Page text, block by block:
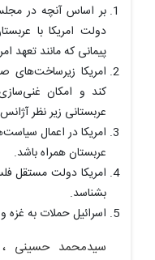
بر اساس آنچه در
دولت امریکا با
پیمانی که مانند تعهد
امریکا زیرساخت‌های
کند و امکان
عربستانی زیر نظر
امریکا در اعمال
عربستان همراه باشد.
امریکا دولت مستقل
بشناسد.
اسرائیل حملات به غزه
سیدمحمد حسینی ،